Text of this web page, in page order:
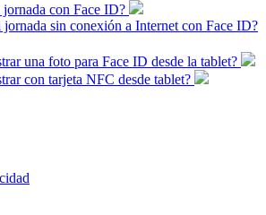
con Face ID?
jornada sin conexión a Internet con Face ID?
una foto para Face ID desde la tablet?
con tarjeta NFC desde tablet?